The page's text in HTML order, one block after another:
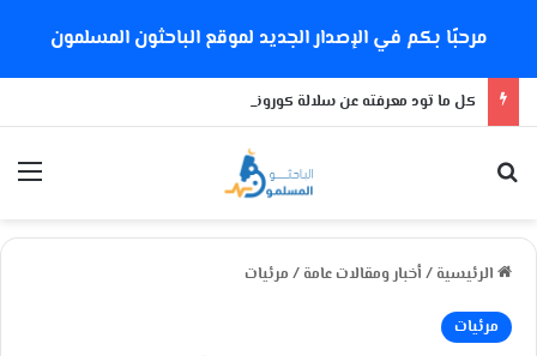
مرحبًا بكم في الإصدار الجديد لموقع الباحثون المسلمون
كل ما تود معرفته عن سلالة كورونا الجديدة
الرئيسية / أخبار ومقالات عامة / مرئيات
مرئيات